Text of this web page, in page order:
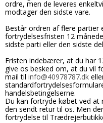
ordre, men de leveres
modtager den sidste vare.
Består ordren af flere partier
fortrydelsesfristen 12
sidste parti eller den sidste
Fristen indebærer, at du har
give os besked om, at du vil
mail til info@40978787.dk
handelsbetingelserne.
Du kan fortryde købet ved
den sendt retur til os. Men
fortrydelse til